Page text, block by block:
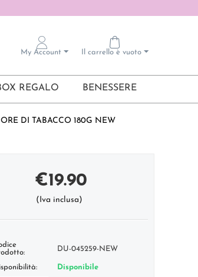
Il carrello è vuoto
My Account
REGALO BENESSERE
DI TABACCO 180G NEW
€19.90
(Iva inclusa)
DU-045259-NEW
Disponibile